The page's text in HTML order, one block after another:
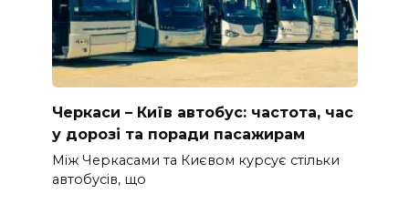
Черкаси – Київ автобус: частота, час
у дорозі та поради пасажирам
Між Черкасами та Києвом курсує стільки
автобусів, що